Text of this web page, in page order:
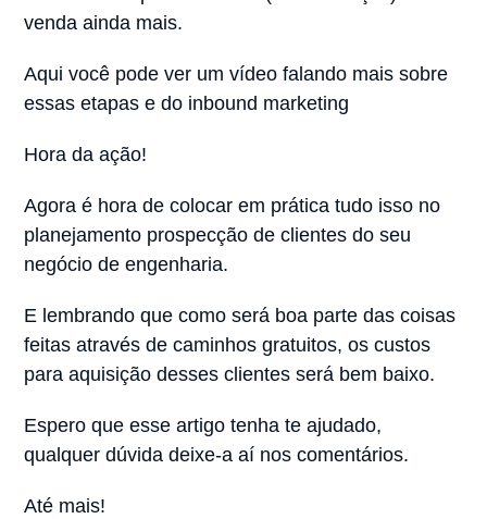
venda ainda mais.
Aqui você pode ver um vídeo falando mais sobre
essas etapas e do inbound marketing
Hora da ação!
Agora é hora de colocar em prática tudo isso no
planejamento prospecção de clientes do seu
negócio de engenharia.
E lembrando que como será boa parte das coisas
feitas através de caminhos gratuitos, os custos
para aquisição desses clientes será bem baixo.
Espero que esse artigo tenha te ajudado,
qualquer dúvida deixe-a aí nos comentários.
Até mais!